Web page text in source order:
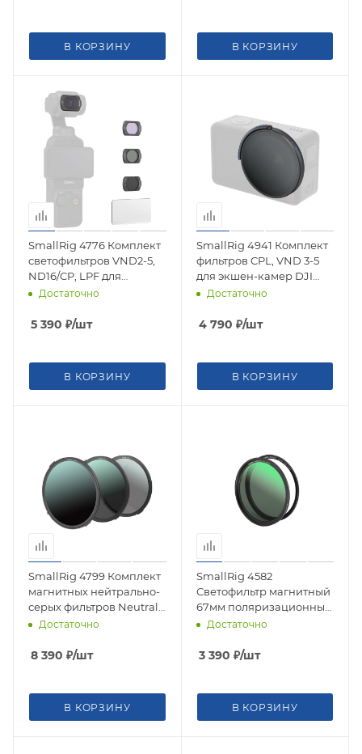
В КОРЗИНУ В КОРЗИНУ
SmallRig 4776 Комплект
светофильтров VND2-5,
ND16/CP, LPF для
цифровой камеры DJI
Достаточно
5 390 ₽/шт
В КОРЗИНУ
SmallRig 4941 Комплект
фильтров CPL, VND 3-5
для экшен-камер DJI
Osmo Action
Достаточно
4 790 ₽/шт
В КОРЗИНУ
SmallRig 4799 Комплект
магнитных нейтрально-
серых фильтров Neutral
Density Filter Kit
Достаточно
8 390 ₽/шт
В КОРЗИНУ
SmallRig 4582
Светофильтр магнитный
67мм поляризационный
CPLДостаточно
3 390 ₽/шт
В КОРЗИНУ